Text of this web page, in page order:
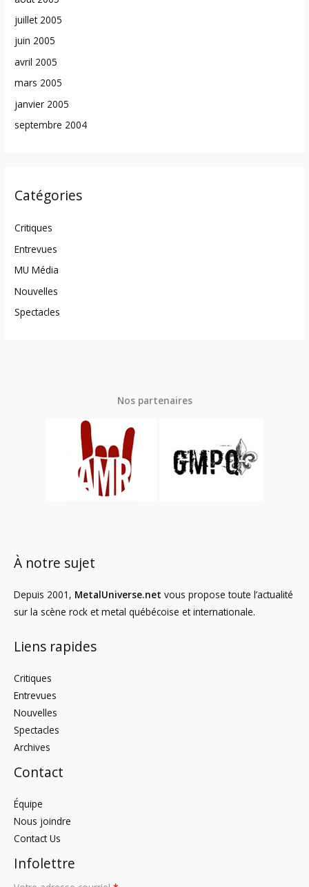
juillet 2005
juin 2005
avril 2005
mars 2005
janvier 2005
septembre 2004
Catégories
Critiques
Entrevues
MU Média
Nouvelles
Spectacles
Nos partenaires
À notre sujet
Depuis 2001, MetalUniverse.net vous propose toute l’actualité
sur la scène rock et metal québécoise et internationale.
Liens rapides
Critiques
Entrevues
Nouvelles
Spectacles
Archives
Contact
Équipe
Nous joindre
Contact Us
Infolettre